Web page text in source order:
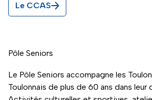
Le CCAS
Pôle Seniors
Le Pôle Seniors accompagne les
Toulonnais de plus de 60 ans dans leur